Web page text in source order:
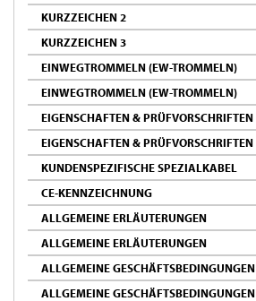
KURZZEICHEN 2
KURZZEICHEN 3
EINWEGTROMMELN (EW-TROMMELN)
EINWEGTROMMELN (EW-TROMMELN)
EIGENSCHAFTEN & PRÜFVORSCHRIFTEN
EIGENSCHAFTEN & PRÜFVORSCHRIFTEN
KUNDENSPEZIFISCHE SPEZIALKABEL
CE-KENNZEICHNUNG
ALLGEMEINE ERLÄUTERUNGEN
ALLGEMEINE ERLÄUTERUNGEN
ALLGEMEINE GESCHÄFTSBEDINGUNGEN
ALLGEMEINE GESCHÄFTSBEDINGUNGEN